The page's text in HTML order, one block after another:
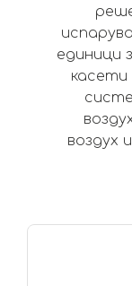
единици
касети
воздух